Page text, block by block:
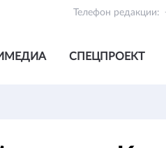
Телефон редакции:
СПЕЦПРОЕКТ